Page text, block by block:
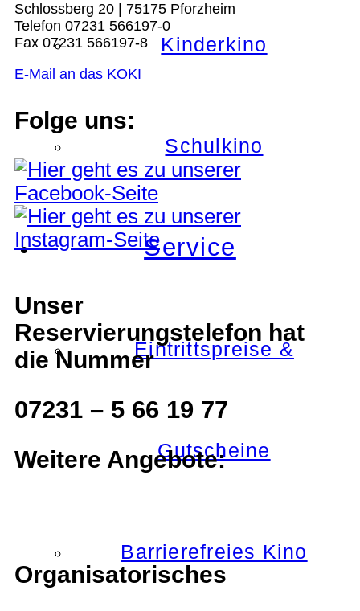
Kinderkino
Schulkino
Service
Eintrittspreise &
Gutscheine
Barrierefreies Kino
Schlossberg 20 | 75175 Pforzheim
Telefon 07231 566197-0
Fax 07231 566197-8
E-Mail an das KOKI
Folge uns:
Unser
Reservierungstelefon hat
die Nummer
07231 – 5 66 19 77
Weitere Angebote:
Organisatorisches